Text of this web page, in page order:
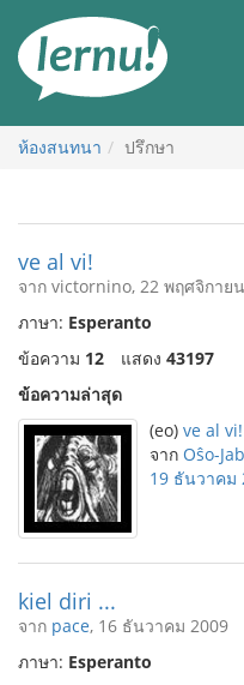
สารบัญ
ห้องสนทนา ปรึกษา
ve al vi!
จาก victornino, 22 พฤศจิกาย
ภาษา: Esperanto
ข้อความ 12 แสดง 43197
ข้อความล่าสุด
(eo) ve al vi!
จาก Oŝo-
19 ธันวาคม
kiel diri ...
จาก pace, 16 ธันวาคม 2009
ภาษา: Esperanto